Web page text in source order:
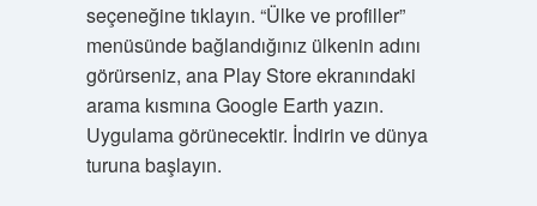
seçeneğine tıklayın. “Ülke ve profiller”
menüsünde bağlandığınız ülkenin adını
görürseniz, ana Play Store ekranındaki
arama kısmına Google Earth yazın.
Uygulama görünecektir. İndirin ve dünya
turuna başlayın.